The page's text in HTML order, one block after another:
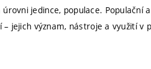
jedince, populace. Populační
jejich význam, nástroje a využití v